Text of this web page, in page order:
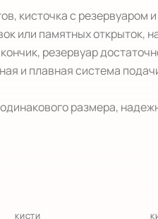
кисточка с резервуаром
или памятных открыток,
резервуар
и плавная система
размера,
КИСТИ